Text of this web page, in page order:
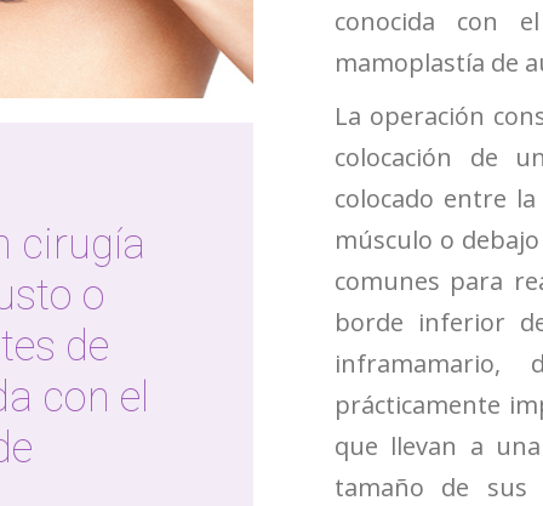
cirugía
o
de
con el
conocida con
mamoplastía de
La operación
colocación de
colocado entre
músculo o
comunes para
borde inferior
inframamario,
prácticamente
que llevan a
tamaño de sus